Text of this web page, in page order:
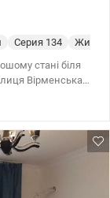
Cерия 134
Жилое
стані біля
Вірменська
044